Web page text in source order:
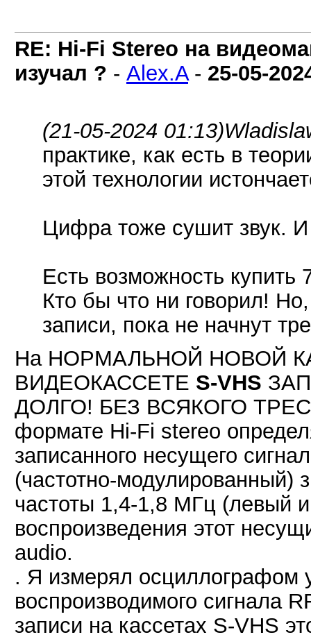
RE: Hi-Fi Stereo на
изучал ? - Alex.A- 25-05-
(21-05-2024 01:13)
практике, как есть в
этой технологии
Цифра тоже сушит звук. И
Есть возможность
Кто бы что ни говорил!
записи, пока не начнут
На НОРМАЛЬНОЙ НОВОЙ
ВИДЕОКАССЕТЕ S-VHS
ДОЛГО! БЕЗ ВСЯКОГО
формате Hi-Fi stereo
записанного несущего
(частотно-модулированный)
частоты 1,4-1,8 МГц (левый
воспроизведения этот
audio.
. Я измерял осциллографом
воспроизводимого сигнала
записи на кассетах S-VHS